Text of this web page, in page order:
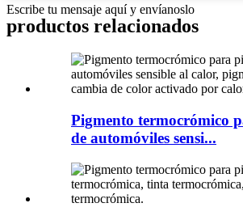
Escribe tu mensaje aquí y envíanoslo
productos relacionados
Pigmento termocrómico
de automóviles sensi...